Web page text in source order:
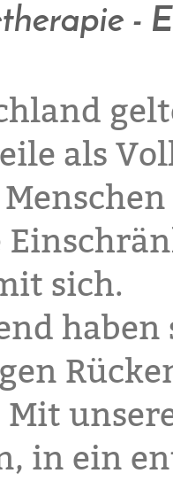
-
als
sich.
haben
in ein